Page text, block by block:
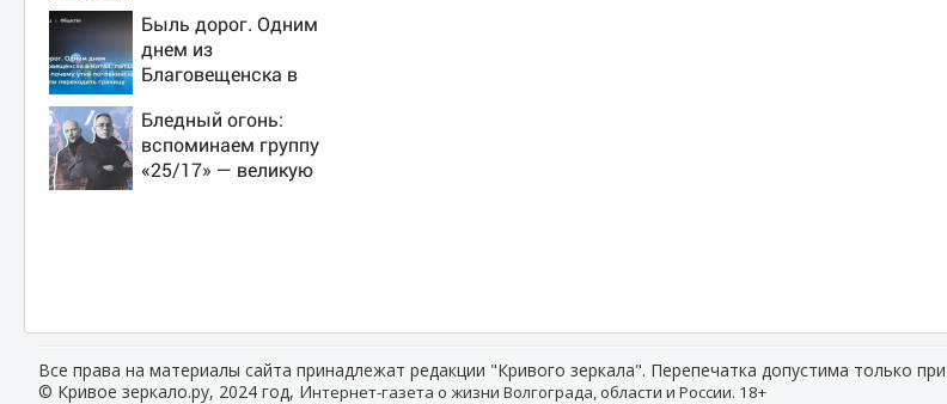
спасло его в
схватке с медведем
Быль дорог. Одним
днем из
Благовещенска в
и почему утке по-
пекински запретили
переходить границу
Бледный огонь:
вспоминаем группу
«25/17» — великую
Все права на материалы сайта принадлежат редакции "Кривого зеркала". Перепечатка допустима только
© Кривое зеркало.ру, 2024 год, Интернет-газета о жизни Волгограда, области и России. 18+